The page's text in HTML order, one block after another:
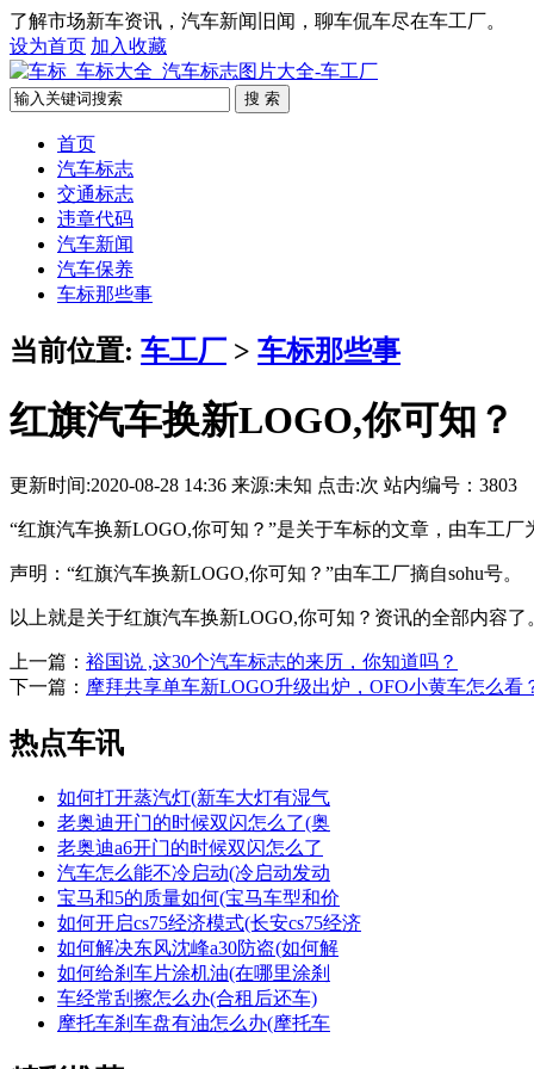
了解市场新车资讯，汽车新闻旧闻，聊车侃车尽在车工厂。
设为首页 加入收藏
搜 索
首页
汽车标志
交通标志
违章代码
汽车新闻
汽车保养
车标那些事
当前位置: 车工厂 > 车标那些事
红旗汽车换新LOGO,你可知？
更新时间:2020-08-28 14:36 来源:未知 点击:次 站内编号：3803
“红旗汽车换新LOGO,你可知？”是关于车标的文章，由车工厂
声明：“红旗汽车换新LOGO,你可知？”由车工厂摘自sohu号。
以上就是关于红旗汽车换新LOGO,你可知？资讯的全部内容了
上一篇： 裕国说 ,这30个汽车标志的来历，你知道吗？
下一篇： 摩拜共享单车新LOGO升级出炉，OFO小黄车怎么看
热点车讯
如何打开蒸汽灯(新车大灯有湿气
老奥迪开门的时候双闪怎么了(奥
老奥迪a6开门的时候双闪怎么了
汽车怎么能不冷启动(冷启动发动
宝马和5的质量如何(宝马车型和价
如何开启cs75经济模式(长安cs75经济
如何解决东风沈峰a30防盗(如何解
如何给刹车片涂机油(在哪里涂刹
车经常刮擦怎么办(合租后还车)
摩托车刹车盘有油怎么办(摩托车